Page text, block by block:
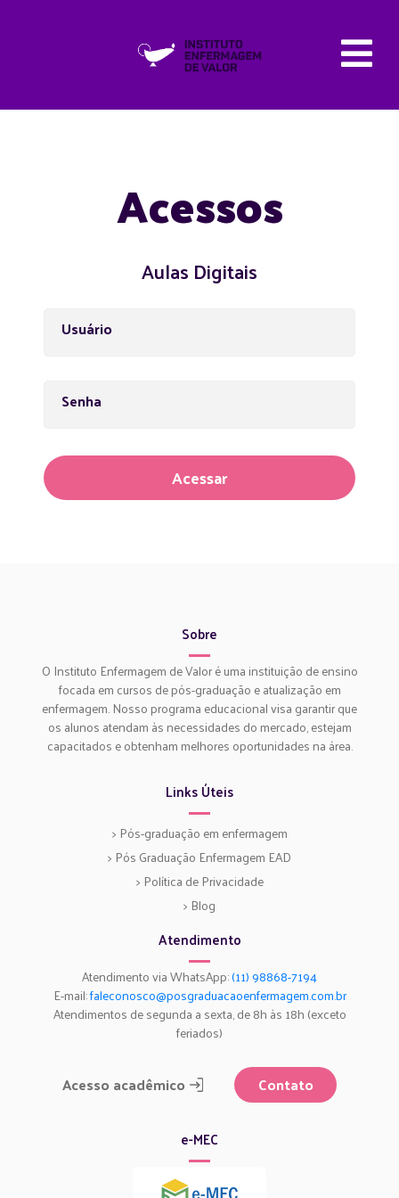
Acessos
Aulas Digitais
Usuário
Senha
Sobre
O Instituto Enfermagem de Valor é uma instituição de ensino
focada em cursos de pós-graduação e atualização em
enfermagem. Nosso programa educacional visa garantir que
os alunos atendam às necessidades do mercado, estejam
capacitados e obtenham melhores oportunidades na área.
Links Úteis
> Pós-graduação em enfermagem
> Pós Graduação Enfermagem EAD
> Política de Privacidade
> Blog
Atendimento
Atendimento via WhatsApp:(11) 98868-7194
E-mail:faleconosco@posgraduacaoenfermagem.com.br
Atendimentos de segunda a sexta, de 8h às 18h (exceto
feriados)
Acesso acadêmico Contato
e-MEC